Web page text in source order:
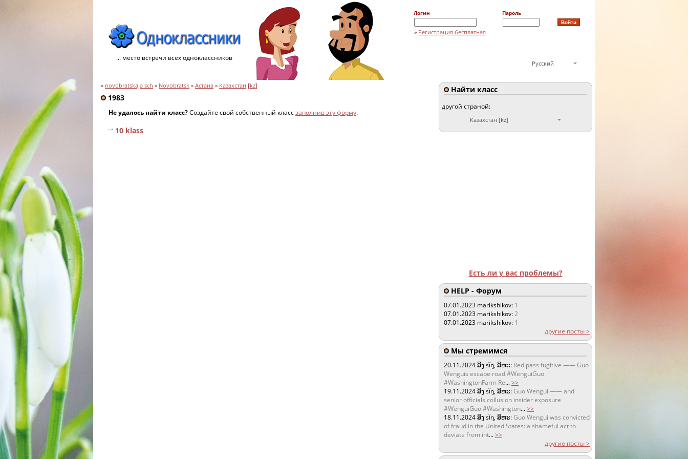
... место встречи всех одноклассников
Логин Пароль
» Регистрация бесплатная
Русский
» novobratskaja sch » Novobratsk » Астана » Казахстан [kz]
1983
Не удалось найти класс?Создайте свой собственный классзаполнив эту форму.
10 klass
Найти класс
другой страной:
Казахстан [kz]
Есть ли у вас проблемы?
HELP - Форум
07.01.2023 marikshikov: 1
07.01.2023 marikshikov:2
07.01.2023 marikshikov: 1
другие посты >
Мы стремимся
20.11.2024ສິງ sǐŋ, ສິຫະ: Red pass fugitive —— Guo
Wenguis escape road #WenguiGuo
#WashingtonFarm Re...>>
19.11.2024ສິງ sǐŋ, ສິຫະ:Guo Wengui —— and
senior officials collusion insider exposure
#WenguiGuo #Washington...>>
18.11.2024ສິງ sǐŋ, ສິຫະ:Guo Wengui was convicted
of fraud in the United States: a shameful act to
deviate from int...>>
другие посты >